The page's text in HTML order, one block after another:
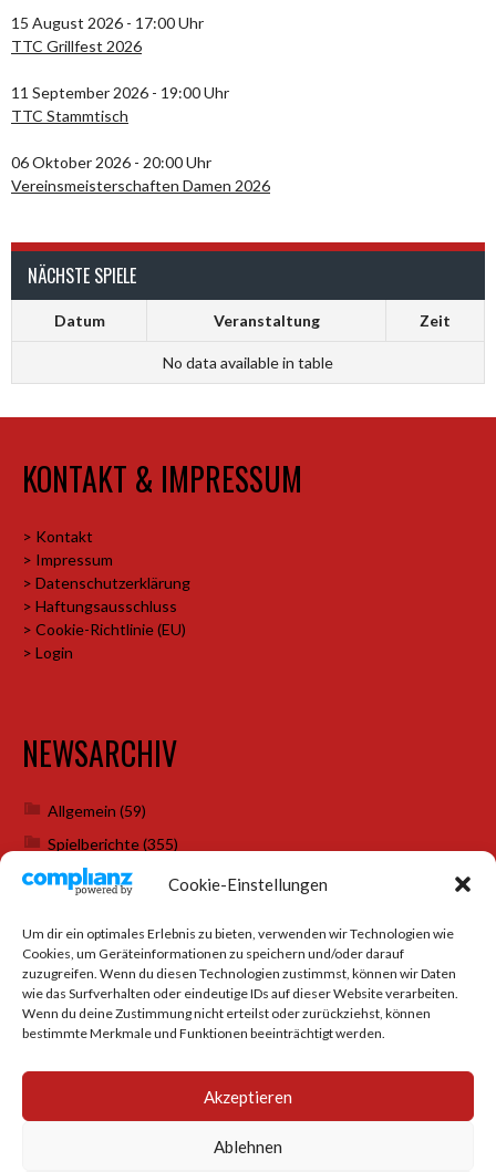
Cookie-Einstellungen
Um dir ein optimales Erlebnis zu bieten, verwenden wir Technologien wie
Cookies, um Geräteinformationen zu speichern und/oder darauf
zuzugreifen. Wenn du diesen Technologien zustimmst, können wir Daten
wie das Surfverhalten oder eindeutige IDs auf dieser Website verarbeiten.
Wenn du deine Zustimmung nicht erteilst oder zurückziehst, können
bestimmte Merkmale und Funktionen beeinträchtigt werden.
Akzeptieren
Ablehnen
15 August 2026 - 17:00 Uhr
TTC Grillfest 2026
11 September 2026 - 19:00 Uhr
TTC Stammtisch
06 Oktober 2026 - 20:00 Uhr
Vereinsmeisterschaften Damen 2026
NÄCHSTE SPIELE
Datum Veranstaltung Zeit
No data available in table
KONTAKT & IMPRESSUM
> Kontakt
> Impressum
> Datenschutzerklärung
> Haftungsausschluss
> Cookie-Richtlinie (EU)
> Login
NEWSARCHIV
Allgemein (59)
Spielberichte(355)
Weihnachtsfeiern(7)
SOCIAL MEDIA